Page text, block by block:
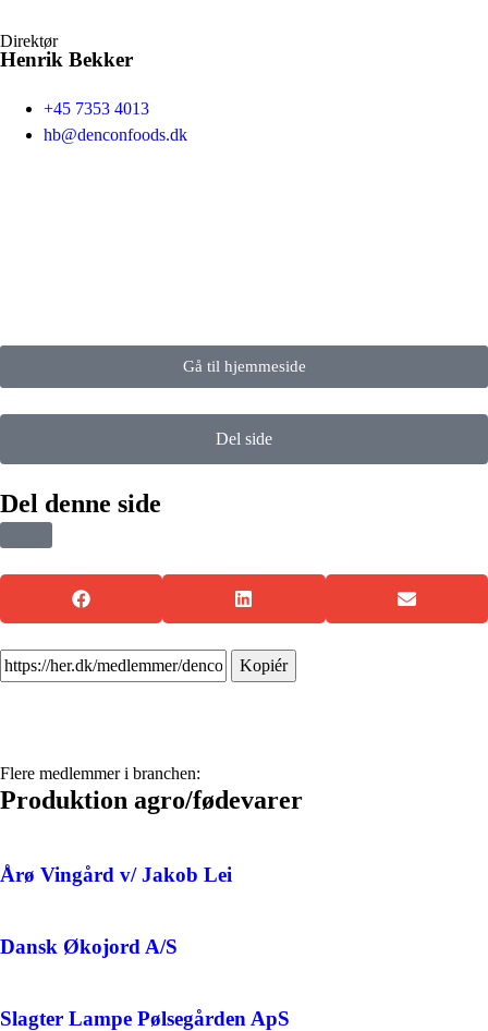
Direktør
Henrik Bekker
+45 7353 4013
hb@denconfoods.dk
Gå til hjemmeside
Del side
Del denne side
Kopiér
Flere medlemmer i branchen:
Produktion agro/fødevarer
Årø Vingård v/ Jakob Lei
Dansk Økojord A/S
Slagter Lampe Pølsegården ApS